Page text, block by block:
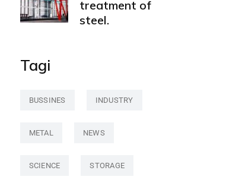
treatment of
steel.
Tagi
BUSSINES INDUSTRY
METAL NEWS
SCIENCE STORAGE